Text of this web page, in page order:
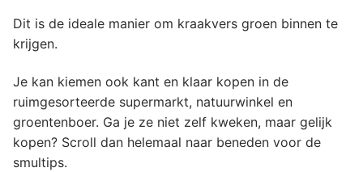
Dit is de ideale manier om kraakvers groen binnen te
krijgen.
Je kan kiemen ook kant en klaar kopen in de
ruimgesorteerde supermarkt, natuurwinkel en
groentenboer. Ga je ze niet zelf kweken, maar gelijk
kopen? Scroll dan helemaal naar beneden voor de
smultips.